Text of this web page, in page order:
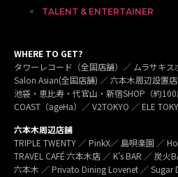
TALENT & ENTERTAINER
WHERE TO GET?
タワーレコード（全国店舗）／ ムラサキ
Salon Asian(全国店舗) ／ 六本木周辺設置
池袋・恵比寿・代官山・新宿SHOP（約
COAST（ageHa）／ V2TOKYO ／ ELE
六本木周辺店舗
TRIPLE TWENTY ／ PinkX／ 島唄楽園 ／
TRAVEL CAFÉ 六本木店 ／ K’s BAR ／ 炭
六本木 ／ Privato Dining Lovenet ／ Sugar